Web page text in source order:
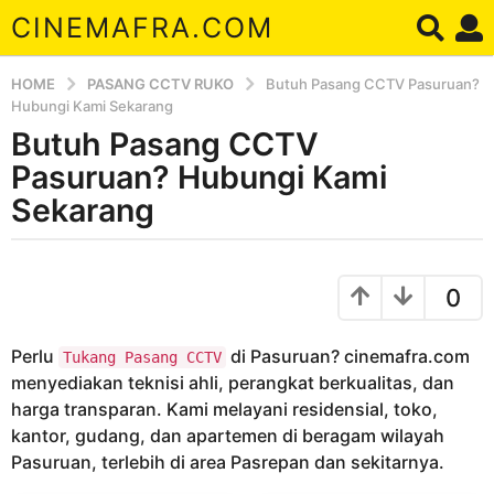
CINEMAFRA.COM
HOME PASANG CCTV RUKO
Butuh Pasang CCTV Pasuruan?
Hubungi Kami Sekarang
7
t
a
h
o
7
t
a
h
Butuh Pasang CCTV
Pasuruan? Hubungi Kami
Sekarang
d
a
0
Perlu Tukang Pasang CCTV di Pasuruan? cinemafra.com
menyediakan teknisi ahli, perangkat berkualitas, dan
harga transparan. Kami melayani residensial, toko,
kantor, gudang, dan apartemen di beragam wilayah
Pasuruan, terlebih di area Pasrepan dan sekitarnya.